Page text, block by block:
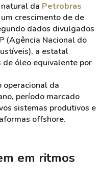
da Petrobras
crescimento de de
dados divulgados
(Agência Nacional do
a estatal
óleo equivalente por
operacional da
período marcado
sistemas produtivos e
offshore.
em ritmos